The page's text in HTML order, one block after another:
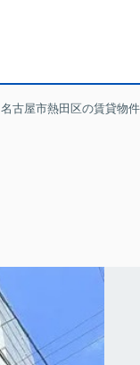
名古屋市熱田区の賃貸物